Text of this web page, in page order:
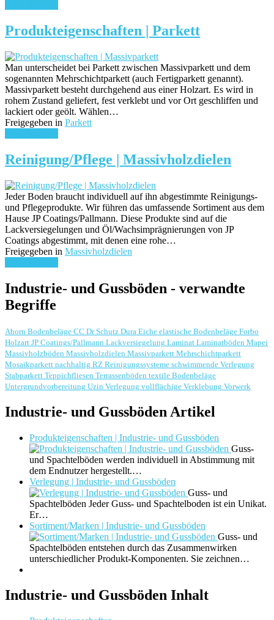
Produkteigenschaften | Parkett
Man unterscheidet bei Parkett zwischen Massivparkett und dem
sogenannten Mehrschichtparkett (auch Fertigparkett genannt).
Massivparkett besteht durchgehend aus einer Holzart. Es wird in
rohem Zustand geliefert, fest verklebt und vor Ort geschliffen und
lackiert oder geölt. Wählen…
Freigegeben in Parkett
Reinigung/Pflege | Massivholzdielen
Jeder Boden braucht individuell auf ihn abgestimmte Reinigungs-
und Pflegeprodukte. Wir führen das umfassende Sortiment aus dem
Hause JP Coatings/Pallmann. Diese Produkte sind auf die
Lackversiegelungen und Öl/Wachsimprägnierungen von JP
Coatings abgestimmt, mit denen eine rohe…
Freigegeben in Massivholzdielen
Industrie- und Gussböden - verwandte
Begriffe
Ahorn Bodenbeläge CC Dr Schutz Dura Eiche elastische Bodenbeläge Forbo
Holzart JP Coatings/Pallmann Lackversiegelung Laminat Laminatböden Mapei
Massivholzböden Massivholzdielen Massivparkett Mehrschichtparkett
Mosaikparkett nachhaltig RZ Reinigungssysteme schwimmende Verlegung
Stabparkett Teppichfliesen Terrassenböden textile Bodenbeläge
Untergrundvorbereitung Uzin Verlegung vollflächige Verklebung Vorwerk
Industrie- und Gussböden Artikel
Produkteigenschaften | Industrie- und Gussböden
Guss-
und Spachtelböden werden individuell in Abstimmung mit
dem Endnutzer hergestellt.…
Verlegung | Industrie- und Gussböden
Guss- und
Spachtelböden Jeder Guss- und Spachtelboden ist ein Unikat.
Er…
Sortiment/Marken | Industrie- und Gussböden
Guss- und
Spachtelböden entstehen durch das Zusammenwirken
unterschiedlicher Produkt-Komponenten. Sie zeichnen…
Industrie- und Gussböden Inhalt